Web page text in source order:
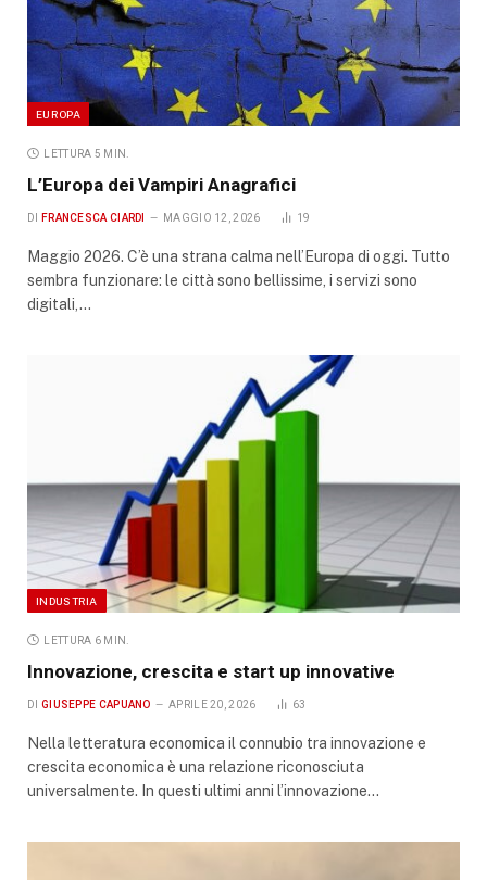
EUROPA
LETTURA 5 MIN.
L’Europa dei Vampiri Anagrafici
DI FRANCESCA CIARDI MAGGIO 12, 2026 19
Maggio 2026. C’è una strana calma nell’Europa di oggi. Tutto
sembra funzionare: le città sono bellissime, i servizi sono
digitali,…
INDUSTRIA
LETTURA 6 MIN.
Innovazione, crescita e start up innovative
DI GIUSEPPE CAPUANO APRILE 20, 2026 63
Nella letteratura economica il connubio tra innovazione e
crescita economica è una relazione riconosciuta
universalmente. In questi ultimi anni l’innovazione…